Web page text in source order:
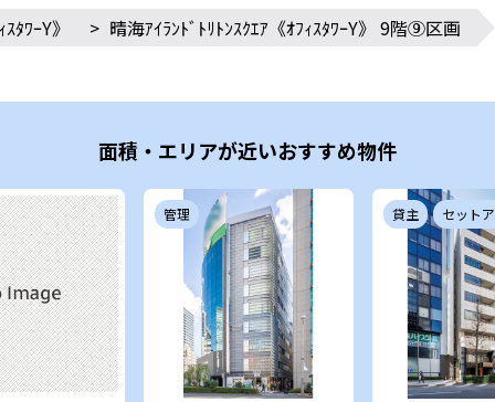
ﾀﾜｰY》 > 晴海ｱｲﾗﾝﾄﾞﾄﾘﾄﾝｽｸｴｱ《ｵﾌｨｽﾀﾜｰY》 9階⑨区画
面積・エリアが近いおすすめ物件
管理 貸主 セット